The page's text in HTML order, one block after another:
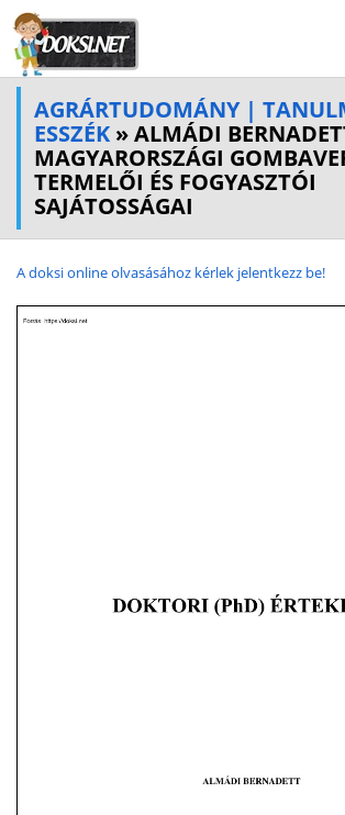
AGRÁRTUDOMÁNY |
ESSZÉK » ALMÁDI
MAGYARORSZÁGI
TERMELŐI ÉS FOGYASZTÓI
SAJÁTOSSÁGAI
A doksi online olvasásához kérlek jelentkezz be!